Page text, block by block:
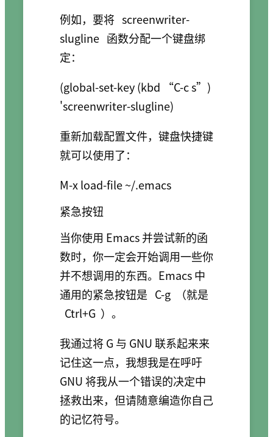
例如，要将 screenwriter-
slugline 函数分配一个键盘绑
定：
(global-set-key (kbd “C-c s”)
重新加载配置文件，键盘快捷键
就可以使用了：
紧急按钮
当你使用 Emacs 并尝试新的函
数时，你一定会开始调用一些你
并不想调用的东西。Emacs 中
通用的紧急按钮是 C-g
（就是
Ctrl+G ）。
我通过将 G 与 GNU 联系起来来
记住这一点，我想我是在呼吁
GNU 将我从一个错误的决定中
拯救出来，但请随意编造你自己
的记忆符号。